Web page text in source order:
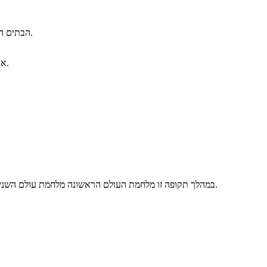
הבתים היו מסורתיים חיקה את הערכים והמנהגים של האזור. בהתאם בתים מגוונים מיקום, אך נותר דוגמאות סטריאוטיפיות של בתים באזור.
אנשי הפעם נראו לעתים קרובות ככל סטריאוטיפים של האזור שלהם. הם בדרך כלל מסורות, לדבוק ניב, ולהציג תכונות אישיות צפויות.
במהלך תקופה זו מלחמת העולם הראשונה מלחמת עולם השנייה הן התחילו והסתיימו. האמריקאי הייתה של תחושה של גאווה לאומית, מעורבב עם התפכחות מהמלחמות בקנה המידה גדולה אלה.